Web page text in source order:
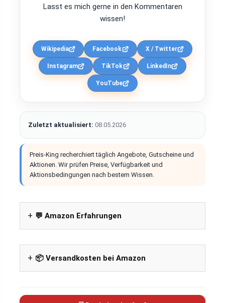
Lasst es mich gerne in den Kommentaren
wissen!
Wikipedia Facebook X / Twitter
Instagram TikTok LinkedIn
YouTube
Zuletzt aktualisiert: 08.05.2026
Preis-King recherchiert täglich Angebote, Gutscheine und
Aktionen. Wir prüfen Preise, Verfügbarkeit und
Aktionsbedingungen nach bestem Wissen.
💬 Amazon Erfahrungen
📦 Versandkosten bei Amazon